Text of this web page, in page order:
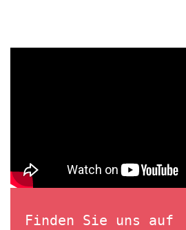
Finden Sie uns auf